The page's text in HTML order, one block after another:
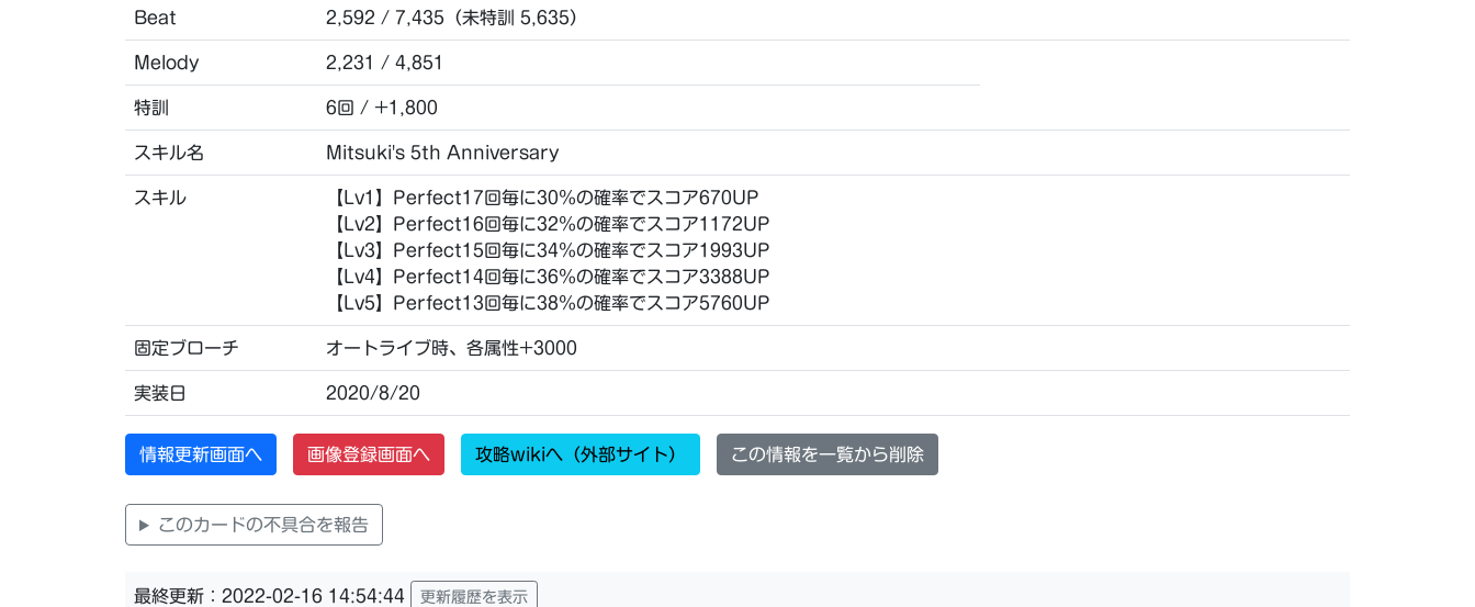
Beat 2,592 / 7,435（未特訓 5,635）
Melody 2,231 / 4,851
特訓 6回 / +1,800
スキル名 Mitsuki's 5th Anniversary
スキル
【Lv1】Perfect17回毎に30％の確率でスコア670UP
【Lv2】Perfect16回毎に32％の確率でスコア1172UP
【Lv3】Perfect15回毎に34％の確率でスコア1993UP
【Lv4】Perfect14回毎に36％の確率でスコア3388UP
【Lv5】Perfect13回毎に38％の確率でスコア5760UP
固定ブローチ オートライブ時、各属性+3000
実装日 2020/8/20
情報更新画面へ 画像登録画面へ 攻略wikiへ（外部サイト） この情報を一覧から削除
このカードの不具合を報告
最終更新：2022-02-16 14:54:44 更新履歴を表示